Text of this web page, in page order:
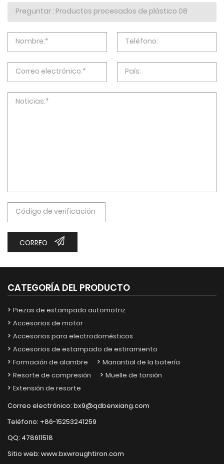
CORREO
CATEGORÍA DEL PRODUCTO
Piezas de estampado automotriz
Accesorios de motor
Accesorios para electrodomésticos
Accesorios de estampado de estiramiento
Formación de alambre
Manantial de la batería
Resorte de compresión
Muelle de torsión
Extensión de resorte
Correo electrónico:bx9@qdbenxiang.com
Teléfono: +86-15253241259
QQ: 478611518
Sitio web:www.bxwroughtiron.com